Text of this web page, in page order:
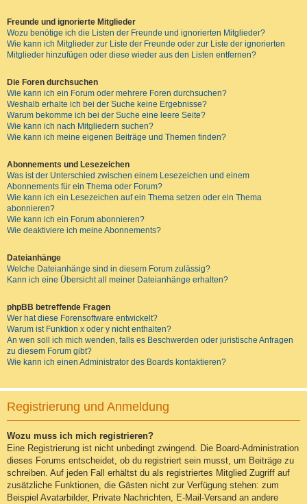
Freunde und ignorierte Mitglieder
Wozu benötige ich die Listen der Freunde und ignorierten Mitglieder?
Wie kann ich Mitglieder zur Liste der Freunde oder zur Liste der ignorierten
Mitglieder hinzufügen oder diese wieder aus den Listen entfernen?
Die Foren durchsuchen
Wie kann ich ein Forum oder mehrere Foren durchsuchen?
Weshalb erhalte ich bei der Suche keine Ergebnisse?
Warum bekomme ich bei der Suche eine leere Seite?
Wie kann ich nach Mitgliedern suchen?
Wie kann ich meine eigenen Beiträge und Themen finden?
Abonnements und Lesezeichen
Was ist der Unterschied zwischen einem Lesezeichen und einem
Abonnements für ein Thema oder Forum?
Wie kann ich ein Lesezeichen auf ein Thema setzen oder ein Thema
abonnieren?
Wie kann ich ein Forum abonnieren?
Wie deaktiviere ich meine Abonnements?
Dateianhänge
Welche Dateianhänge sind in diesem Forum zulässig?
Kann ich eine Übersicht all meiner Dateianhänge erhalten?
phpBB betreffende Fragen
Wer hat diese Forensoftware entwickelt?
Warum ist Funktion x oder y nicht enthalten?
An wen soll ich mich wenden, falls es Beschwerden oder juristische Anfragen
zu diesem Forum gibt?
Wie kann ich einen Administrator des Boards kontaktieren?
Registrierung und Anmeldung
Wozu muss ich mich registrieren?
Eine Registrierung ist nicht unbedingt zwingend. Die Board-Administration
dieses Forums entscheidet, ob du registriert sein musst, um Beiträge zu
schreiben. Auf jeden Fall erhältst du als registriertes Mitglied Zugriff auf
zusätzliche Funktionen, die Gästen nicht zur Verfügung stehen: zum
Beispiel Avatarbilder, Private Nachrichten, E-Mail-Versand an andere